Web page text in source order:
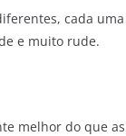
cada
e muito rude.
melhor do que